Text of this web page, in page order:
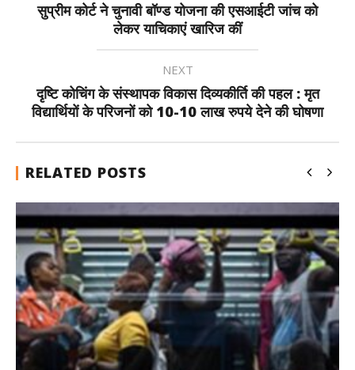
सुप्रीम कोर्ट ने चुनावी बॉण्ड योजना की एसआईटी जांच को
लेकर याचिकाएं खारिज कीं
NEXT
दृष्टि कोचिंग के संस्थापक विकास दिव्यकीर्ति की पहल : मृत
विद्यार्थियों के परिजनों को 10-10 लाख रुपये देने की घोषणा
RELATED POSTS